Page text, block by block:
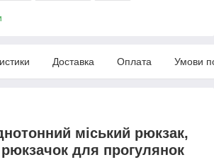
Доставка Оплата Умови
міський рюкзак,
для прогулянок